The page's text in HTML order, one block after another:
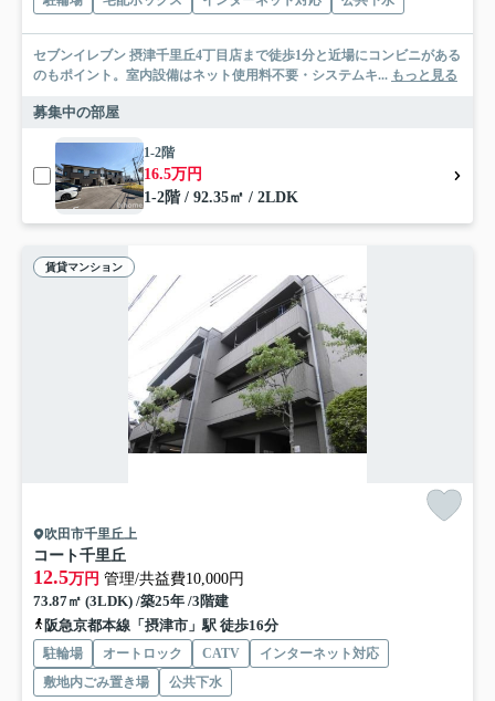
セブンイレブン 摂津千里丘4丁目店まで徒歩1分と近場にコンビニがある
のもポイント。室内設備はネット使用料不要・システムキ... もっと見る
募集中の部屋
1-2階
16.5万円
1-2階 / 92.35㎡ / 2LDK
賃貸マンション
吹田市千里丘上
コート千里丘
12.5万円 管理/共益費10,000円
73.87㎡ (3LDK) /築25年 /3階建
阪急京都本線「摂津市」駅 徒歩16分
駐輪場 オートロック CATV
インターネット対応
敷地内ごみ置き場
公共下水